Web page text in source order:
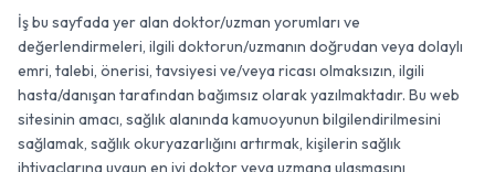
İş bu sayfada yer alan doktor/uzman yorumları ve
değerlendirmeleri, ilgili doktorun/uzmanın doğrudan veya dolaylı
emri, talebi, önerisi, tavsiyesi ve/veya ricası olmaksızın, ilgili
hasta/danışan tarafından bağımsız olarak yazılmaktadır. Bu web
sitesinin amacı, sağlık alanında kamuoyunun bilgilendirilmesini
sağlamak, sağlık okuryazarlığını artırmak, kişilerin sağlık
ihtiyaçlarına uygun en iyi doktor veya uzmana ulaşmasını